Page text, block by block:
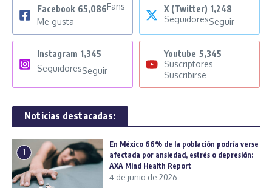
Facebook 65,086Fans
Me gusta
X (Twitter) 1,248
SeguidoresSeguir
Instagram 1,345
SeguidoresSeguir
Youtube 5,345
Suscriptores
Suscribirse
Noticias destacadas:
1
En México 66% de la población podría verse
afectada por ansiedad, estrés o depresión:
AXA Mind Health Report
4 de junio de 2026